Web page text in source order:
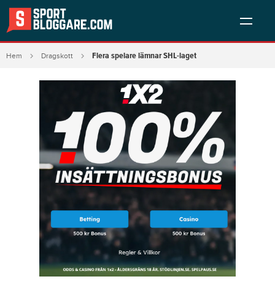
Hem Dragskott Flera spelare lämnar SHL-laget